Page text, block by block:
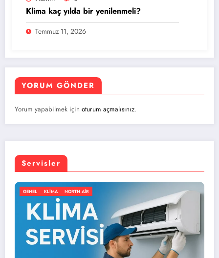
Klima kaç yılda bir yenilenmeli?
Temmuz 11, 2026
YORUM GÖNDER
Yorum yapabilmek için oturum açmalısınız.
Servisler
KLIMA NORTH AIR